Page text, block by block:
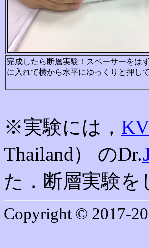
完成したら断層実験！スペーサーをは
に入れて横から水平にゆっくりと押して
※実験には，
Thailand）
のDr.
た．断層実験
Copyright © 2017-